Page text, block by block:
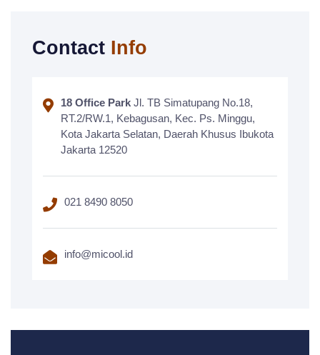
Contact Info
18 Office Park Jl. TB Simatupang No.18,
RT.2/RW.1, Kebagusan, Kec. Ps. Minggu,
Kota Jakarta Selatan, Daerah Khusus Ibukota
Jakarta 12520
021 8490 8050
info@micool.id